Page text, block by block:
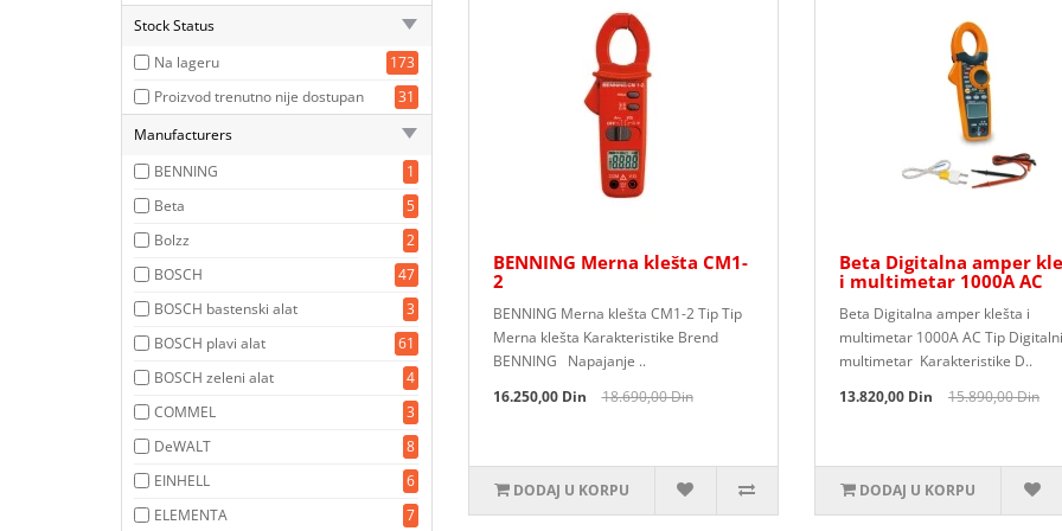
Stock Status
Na lageru
173
Proizvod trenutno nije dostupan
31
Manufacturers
BENNING
1
Beta
5
Bolzz
2
BOSCH
47
BOSCH bastenski alat
3
BOSCH plavi alat
61
BOSCH zeleni alat
4
COMMEL
3
DeWALT
8
EINHELL
6
ELEMENTA
7
BENNING Merna klešta CM1-
2
BENNING Merna klešta CM1-2 Tip Tip
Merna klešta Karakteristike Brend
BENNING Napajanje ..
16.250,00 Din
18.690,00 Din
DODAJ U KORPU
Beta Digitalna amper
i multimetar 1000A AC
Beta Digitalna amper klešta i
multimetar 1000A AC Tip Digitalni
multimetar Karakteristike D..
13.820,00 Din
15.890,00 Din
DODAJ U KORPU